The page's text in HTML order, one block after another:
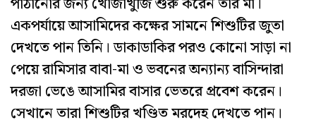
একপর্যায়ে আসামিদের কক্ষের সামনে শিশুটির জুতা
দেখতে পান তিনি। ডাকাডাকির পরও কোনো সাড়া না
পেয়ে রামিসার বাবা-মা ও ভবনের অন্যান্য বাসিন্দারা
দরজা ভেঙে আসামির বাসার ভেতরে প্রবেশ করেন।
সেখানে তারা শিশুটির খণ্ডিত মরদেহ দেখতে পান।